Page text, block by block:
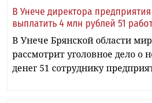
В Унече директора предприятия
выплатить 4 млн рублей 51
В Унече Брянской области
рассмотрит уголовное дело о
денег 51 сотруднику